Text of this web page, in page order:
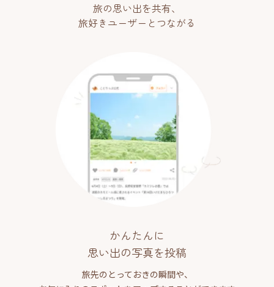
旅の思い出を共有、
旅好きユーザーとつながる
かんたんに
思い出の写真を投稿
旅先のとっておきの瞬間や、